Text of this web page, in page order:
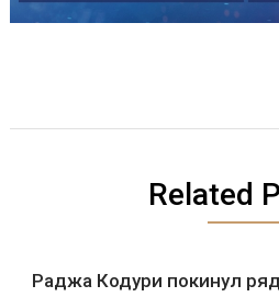
Related
Раджа Кодури покинул